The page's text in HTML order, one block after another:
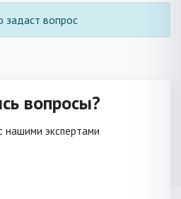
задаст вопрос
вопросы?
нашими экспертами